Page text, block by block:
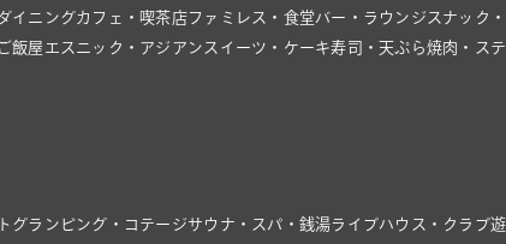
イニングカフェ・喫茶店ファミレス・食堂バー・ラウンジ スナック
飯屋 エスニック・アジアン スイーツ・ケーキ寿司・天ぷら焼肉・ス
グランピング・コテージサウナ・スパ・銭湯ライブハウス・クラブ